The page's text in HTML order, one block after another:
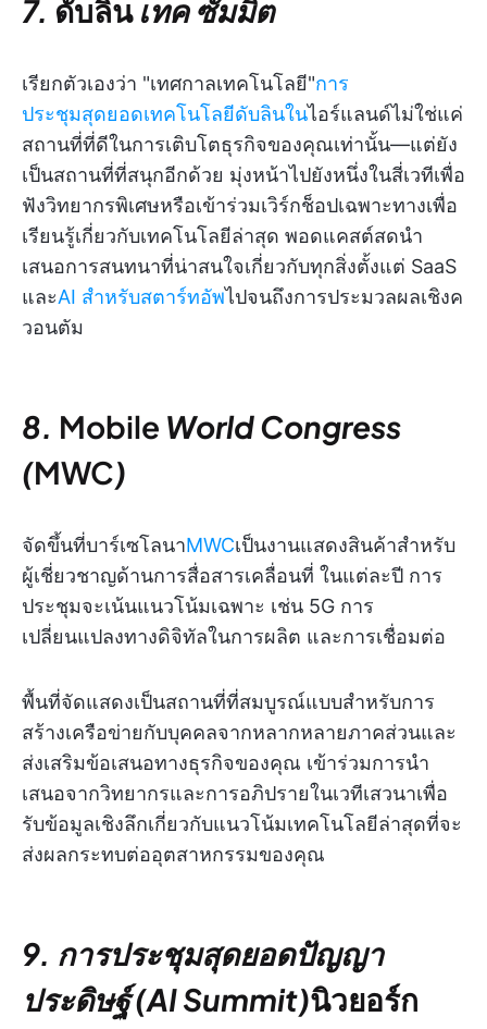
7. ดับลินเทค ซัมมิต
เรียกตัวเองว่า "เทศกาลเทคโนโลยี"การ
ประชุมสุดยอดเทคโนโลยีดับลินในไอร์แลนด์ไม่ใช่แค่
สถานที่ที่ดีในการเติบโตธุรกิจของคุณเท่านั้น—แต่ยัง
เป็นสถานที่ที่สนุกอีกด้วย มุ่งหน้าไปยังหนึ่งในสี่เวทีเพื่อ
ฟังวิทยากรพิเศษหรือเข้าร่วมเวิร์กช็อปเฉพาะทางเพื่อ
เรียนรู้เกี่ยวกับเทคโนโลยีล่าสุด พอดแคสต์สดนำ
เสนอการสนทนาที่น่าสนใจเกี่ยวกับทุกสิ่งตั้งแต่ SaaS
และAI สำหรับสตาร์ทอัพไปจนถึงการประมวลผลเชิงค
วอนตัม
8. Mobile World Congress
(MWC)
จัดขึ้นที่บาร์เซโลนาMWCเป็นงานแสดงสินค้าสำหรับ
ผู้เชี่ยวชาญด้านการสื่อสารเคลื่อนที่ ในแต่ละปี การ
ประชุมจะเน้นแนวโน้มเฉพาะ เช่น 5G การ
เปลี่ยนแปลงทางดิจิทัลในการผลิต และการเชื่อมต่อ
พื้นที่จัดแสดงเป็นสถานที่ที่สมบูรณ์แบบสำหรับการ
สร้างเครือข่ายกับบุคคลจากหลากหลายภาคส่วนและ
ส่งเสริมข้อเสนอทางธุรกิจของคุณ เข้าร่วมการนำ
เสนอจากวิทยากรและการอภิปรายในเวทีเสวนาเพื่อ
รับข้อมูลเชิงลึกเกี่ยวกับแนวโน้มเทคโนโลยีล่าสุดที่จะ
ส่งผลกระทบต่ออุตสาหกรรมของคุณ
9. การประชุมสุดยอดปัญญา
ประดิษฐ์ (AI Summit)นิวยอร์ก